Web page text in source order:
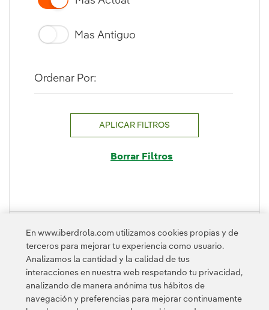
Ordenar Por:
Mas Antiguo
APLICAR FILTROS
Borrar Filtros
En www.iberdrola.com utilizamos cookies propias y de
terceros para mejorar tu experiencia como usuario.
Analizamos la cantidad y la calidad de tus
interacciones en nuestra web respetando tu privacidad,
analizando de manera anónima tus hábitos de
navegación y preferencias para mejorar continuamente